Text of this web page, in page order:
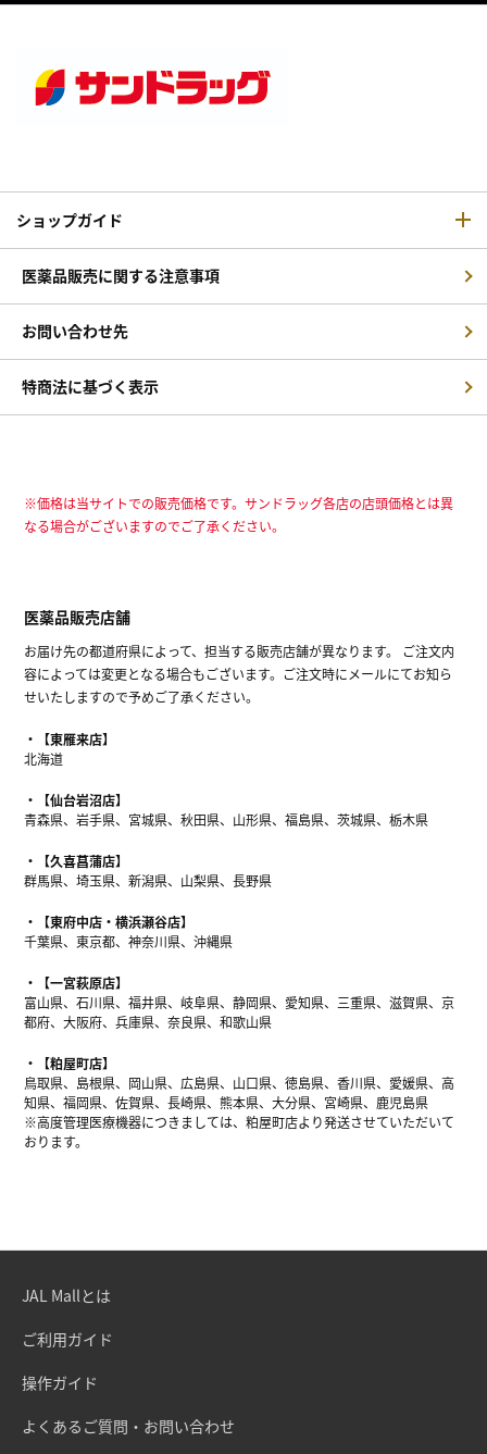
ショップガイド
医薬品販売に関する注意事項
お問い合わせ先
特商法に基づく表示
※価格は当サイトでの販売価格です。サンドラッグ各店の店頭価格とは異
なる場合がございますのでご了承ください。
医薬品販売店舗
お届け先の都道府県によって、担当する販売店舗が異なります。 ご注文内
容によっては変更となる場合もございます。ご注文時にメールにてお知ら
せいたしますので予めご了承ください。
【東雁来店】
北海道
【仙台岩沼店】
青森県、岩手県、宮城県、秋田県、山形県、福島県、茨城県、栃木県
【久喜菖蒲店】
群馬県、埼玉県、新潟県、山梨県、長野県
【東府中店・横浜瀬谷店】
千葉県、東京都、神奈川県、沖縄県
【一宮萩原店】
富山県、石川県、福井県、岐阜県、静岡県、愛知県、三重県、滋賀県、京
都府、大阪府、兵庫県、奈良県、和歌山県
【粕屋町店】
鳥取県、島根県、岡山県、広島県、山口県、徳島県、香川県、愛媛県、高
知県、福岡県、佐賀県、長崎県、熊本県、大分県、宮崎県、鹿児島県
※高度管理医療機器につきましては、粕屋町店より発送させていただいて
おります。
JAL Mallとは
ご利用ガイド
操作ガイド
よくあるご質問・お問い合わせ